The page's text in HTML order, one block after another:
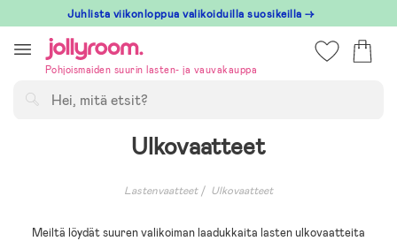
till
innehållet
Juhlista viikonloppua valikoiduilla suosikeilla →
Pohjoismaiden suurin lasten- ja vauvakauppa
Ulkovaatteet
Lastenvaatteet Ulkovaatteet
Meiltä löydät suuren valikoiman laadukkaita lasten ulkovaatteita